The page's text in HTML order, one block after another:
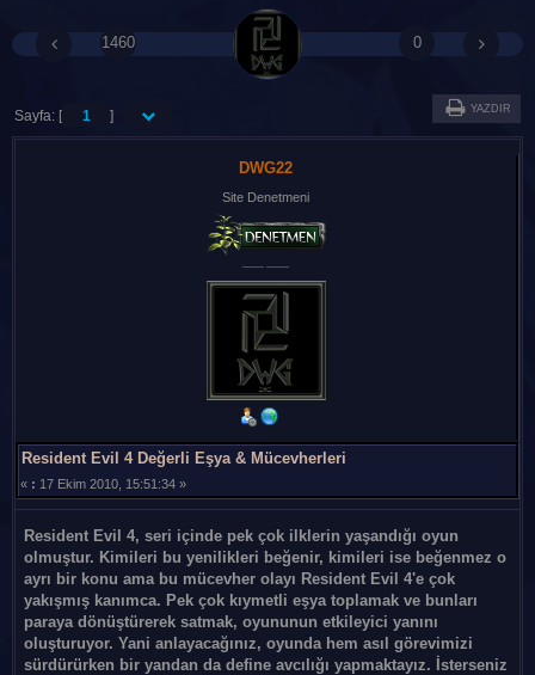
1460 0
YAZDIR
Sayfa: [ 1 ]
DWG22
Site Denetmeni
Resident Evil 4 Değerli Eşya & Mücevherleri
« : 17 Ekim 2010, 15:51:34 »
Resident Evil 4, seri içinde pek çok ilklerin yaşandığı oyun
olmuştur. Kimileri bu yenilikleri beğenir, kimileri ise beğenmez o
ayrı bir konu ama bu mücevher olayı Resident Evil 4'e çok
yakışmış kanımca. Pek çok kıymetli eşya toplamak ve bunları
paraya dönüştürerek satmak, oyununun etkileyici yanını
oluşturuyor. Yani anlayacağınız, oyunda hem asıl görevimizi
sürdürürken bir yandan da define avcılığı yapmaktayız. İsterseniz